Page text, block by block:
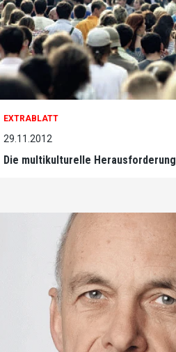
EXTRABLATT
29.11.2012
Die multikulturelle Herausforderung